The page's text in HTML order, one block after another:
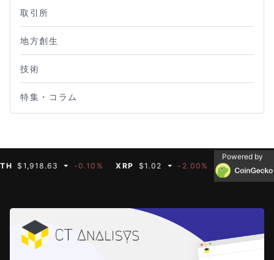
取引所
地方創生
技術
特集・コラム
-0.10% XRP $1.02 -2.00% BNB $592.66
Powered by